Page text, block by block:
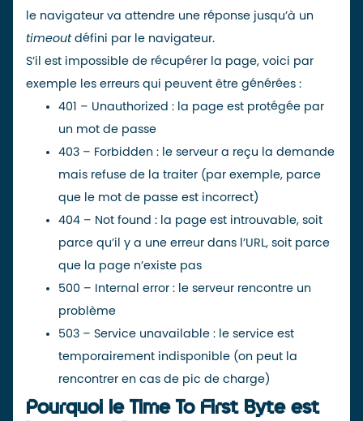
le navigateur va attendre une réponse jusqu’à un
timeoutdéfini par le navigateur.
S’il est impossible de récupérer la page, voici par
exemple les erreurs qui peuvent être générées :
401 – Unauthorized : la page est protégée par
un mot de passe
403 – Forbidden : le serveur a reçu la demande
mais refuse de la traiter (par exemple, parce
que le mot de passe est incorrect)
404 – Not found : la page est introuvable, soit
parce qu’il y a une erreur dans l’URL, soit parce
que la page n’existe pas
500 – Internal error : le serveur rencontre un
problème
503 – Service unavailable : le service est
temporairement indisponible (on peut la
rencontrer en cas de pic de charge)
Pourquoi le Time To First Byte est